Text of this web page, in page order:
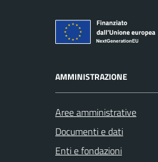
logo Unione Europea
AMMINISTRAZIONE
Aree amministrative
Documenti e dati
Enti e fondazioni